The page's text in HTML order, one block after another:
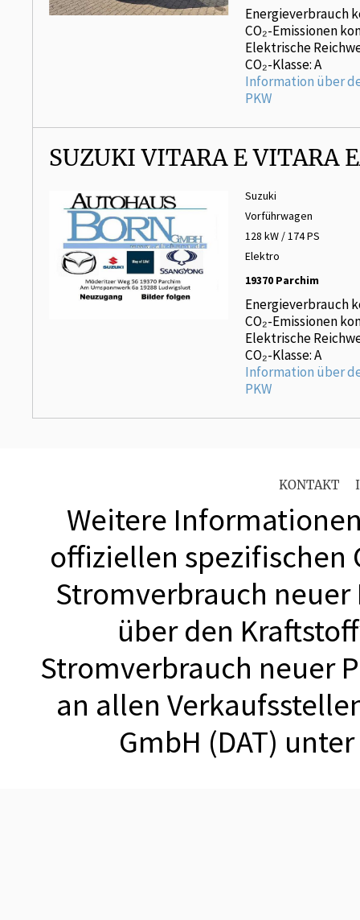
Energieverbrauch
CO₂-Emissionen
Elektrische
CO₂-Klasse: A
Information über
PKW
SUZUKI VITARA E VITARA
Suzuki
Vorführwagen
128 kW / 174 PS
Elektro
19370 Parchim
Energieverbrauch
CO₂-Emissionen
Elektrische
CO₂-Klasse: A
Information über
PKW
KONTAKT
Weitere
offiziellen spezifischen
Stromverbrauch
über den
Stromverbrauch neuer
an allen
GmbH (DAT) unter